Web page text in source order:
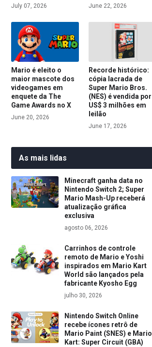
July 07, 2026 June 22, 2026
Mario é eleito o
maior mascote dos
videogames em
enquete da The
Game Awards no X
June 20, 2026
Recorde histórico:
cópia lacrada de
Super Mario Bros.
(NES) é vendida por
US$ 3 milhões em
leilão
June 17, 2026
As mais lidas
Minecraft ganha data no
Nintendo Switch 2; Super
Mario Mash-Up receberá
atualização gráfica
exclusiva
agosto 06, 2026
Carrinhos de controle
remoto de Mario e Yoshi
inspirados em Mario Kart
World são lançados pela
fabricante Kyosho Egg
julho 30, 2026
Nintendo Switch Online
recebe ícones retrô de
Mario Paint (SNES) e Mario
Kart: Super Circuit (GBA)